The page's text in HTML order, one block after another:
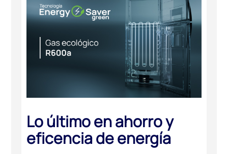
Lo último en ahorro y
eficencia de energía